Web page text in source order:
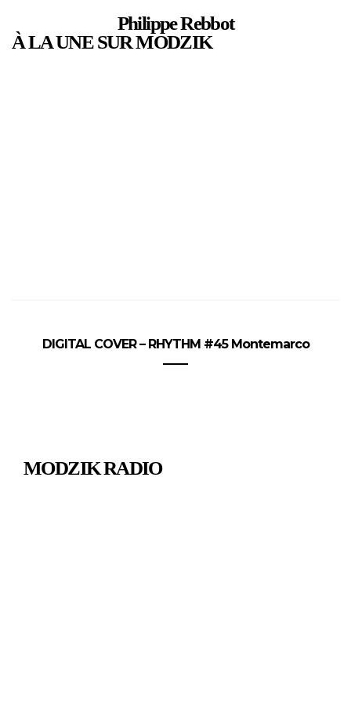
Philippe Rebbot
À LA UNE SUR MODZIK
DIGITAL COVER – RHYTHM #45 Montemarco
MODZIK RADIO